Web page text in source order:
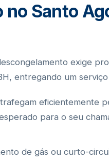
Santo
exige
entregando um
eficientemente
para o seu
de gás ou curto-